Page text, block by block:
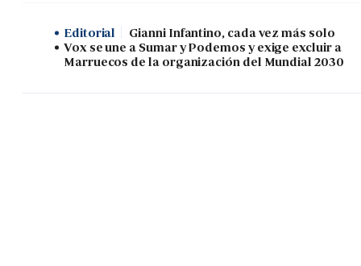
Editorial
Gianni Infantino, cada vez más solo
Vox se une a Sumar y Podemos y exige excluir a
Marruecos de la organización del Mundial 2030